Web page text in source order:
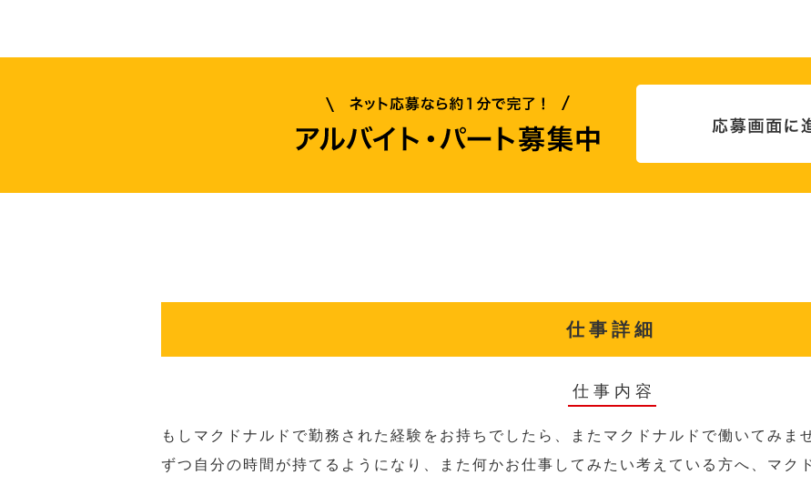
仕事詳細
仕事内容
もしマクドナルドで勤務された経験をお持ちでしたら、またマクドナルドで働いてみま
ずつ自分の時間が持てるようになり、また何かお仕事してみたい考えている方へ、マク